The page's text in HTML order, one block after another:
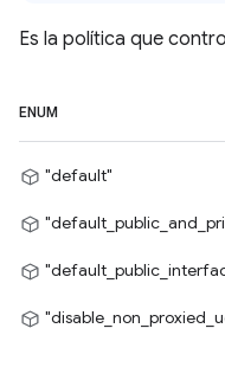
Es la política que
ENUM
"default"